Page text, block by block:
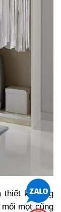
kế rỗng
mọt cũng